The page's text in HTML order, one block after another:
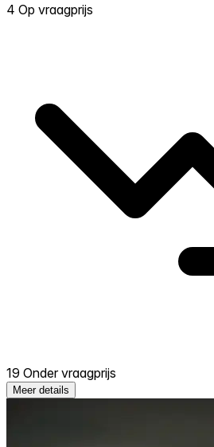
4 Op vraagprijs
19 Onder vraagprijs
Meer details